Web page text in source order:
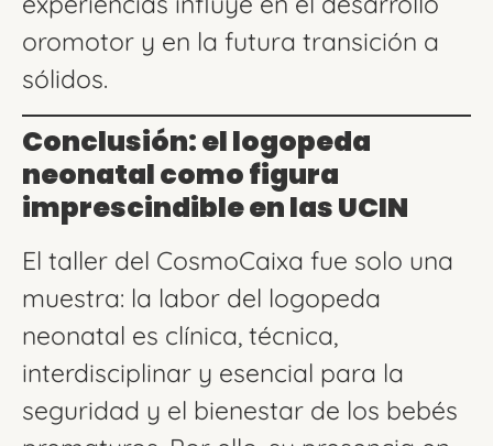
oromotor y en la futura transición a
sólidos.
Conclusión: el logopeda
neonatal como figura
imprescindible en las UCIN
El taller del CosmoCaixa fue solo una
muestra: la labor del logopeda
neonatal es clínica, técnica,
interdisciplinar y esencial para la
seguridad y el bienestar de los bebés